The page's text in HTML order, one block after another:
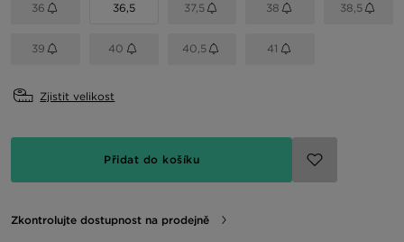
36 36,5 37,5 38 38,5
39 40 40,5 41
Zjistit velikost
Přidat do košíku
Zkontrolujte dostupnost na prodejně